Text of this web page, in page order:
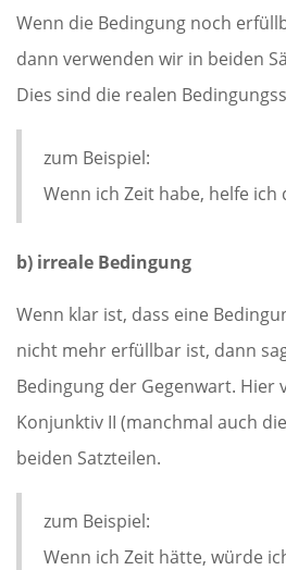
Wenn die Bedingung noch
dann verwenden wir in beiden
Dies sind die realen
zum Beispiel:
Wenn ich Zeit habe, helfe ich
b) irreale Bedingung
Wenn klar ist, dass eine
nicht mehr erfüllbar ist, dann
Bedingung der Gegenwart. Hier
Konjunktiv II (manchmal auch
beiden Satzteilen.
zum Beispiel:
Wenn ich Zeit hätte, würde